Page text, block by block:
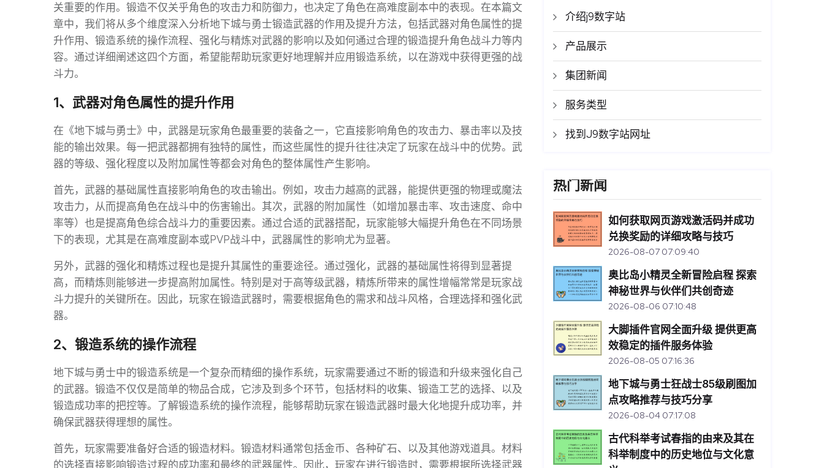
关重要的作用。锻造不仅关乎角色的攻击力和防御力，也决定了角色在高难度副本中的表现。在本篇文
章中，我们将从多个维度深入分析地下城与勇士锻造武器的作用及提升方法，包括武器对角色属性的提
升作用、锻造系统的操作流程、强化与精炼对武器的影响以及如何通过合理的锻造提升角色战斗力等内
容。通过详细阐述这四个方面，希望能帮助玩家更好地理解并应用锻造系统，以在游戏中获得更强的战
斗力。
1、武器对角色属性的提升作用
在《地下城与勇士》中，武器是玩家角色最重要的装备之一，它直接影响角色的攻击力、暴击率以及技
能的输出效果。每一把武器都拥有独特的属性，而这些属性的提升往往决定了玩家在战斗中的优势。武
器的等级、强化程度以及附加属性等都会对角色的整体属性产生影响。
首先，武器的基础属性直接影响角色的攻击输出。例如，攻击力越高的武器，能提供更强的物理或魔法
攻击力，从而提高角色在战斗中的伤害输出。其次，武器的附加属性（如增加暴击率、攻击速度、命中
率等）也是提高角色综合战斗力的重要因素。通过合适的武器搭配，玩家能够大幅提升角色在不同场景
下的表现，尤其是在高难度副本或PVP战斗中，武器属性的影响尤为显著。
另外，武器的强化和精炼过程也是提升其属性的重要途径。通过强化，武器的基础属性将得到显著提
高，而精炼则能够进一步提高附加属性。特别是对于高等级武器，精炼所带来的属性增幅常常是玩家战
斗力提升的关键所在。因此，玩家在锻造武器时，需要根据角色的需求和战斗风格，合理选择和强化武
器。
2、锻造系统的操作流程
地下城与勇士中的锻造系统是一个复杂而精细的操作系统，玩家需要通过不断的锻造和升级来强化自己
的武器。锻造不仅仅是简单的物品合成，它涉及到多个环节，包括材料的收集、锻造工艺的选择、以及
锻造成功率的把控等。了解锻造系统的操作流程，能够帮助玩家在锻造武器时最大化地提升成功率，并
确保武器获得理想的属性。
首先，玩家需要准备好合适的锻造材料。锻造材料通常包括金币、各种矿石、以及其他游戏道具。材料
的选择直接影响锻造过程的成功率和最终的武器属性。因此，玩家在进行锻造时，需要根据所选择武器
介绍j9数字站
产品展示
集团新闻
服务类型
找到J9数字站网址
热门新闻
如何获取网页游戏激活码并成功
兑换奖励的详细攻略与技巧
2026-08-07 07:09:40
奥比岛小精灵全新冒险启程 探索
神秘世界与伙伴们共创奇迹
2026-08-06 07:10:48
大脚插件官网全面升级 提供更高
效稳定的插件服务体验
2026-08-05 07:16:36
地下城与勇士狂战士85级刷图加
点攻略推荐与技巧分享
2026-08-04 07:17:08
古代科举考试春指的由来及其在
科举制度中的历史地位与文化意